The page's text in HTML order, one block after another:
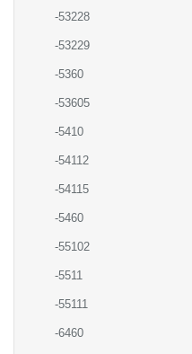
-53228
-53229
-5360
-53605
-5410
-54112
-54115
-5460
-55102
-5511
-55111
-6460